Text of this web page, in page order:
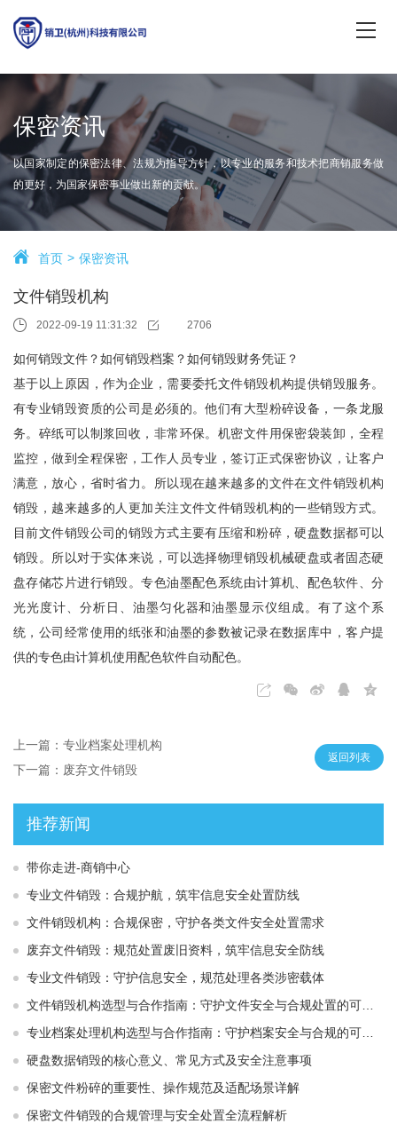
保密资讯
以国家制定的保密法律、法规为指导方针，以专业的服务和技术把商销服务做
的更好，为国家保密事业做出新的贡献。
首页 保密资讯
文件销毁机构
2022-09-19 11:31:32 2706
如何销毁文件？如何销毁档案？如何销毁财务凭证？
基于以上原因，作为企业，需要委托文件销毁机构提供销毁服务。
有专业销毁资质的公司是必须的。他们有大型粉碎设备，一条龙服
务。碎纸可以制浆回收，非常环保。机密文件用保密袋装卸，全程
监控，做到全程保密，工作人员专业，签订正式保密协议，让客户
满意，放心，省时省力。所以现在越来越多的文件在文件销毁机构
销毁，越来越多的人更加关注文件文件销毁机构的一些销毁方式。
目前文件销毁公司的销毁方式主要有压缩和粉碎，硬盘数据都可以
销毁。所以对于实体来说，可以选择物理销毁机械硬盘或者固态硬
盘存储芯片进行销毁。专色油墨配色系统由计算机、配色软件、分
光光度计、分析日、油墨匀化器和油墨显示仪组成。有了这个系
统，公司经常使用的纸张和油墨的参数被记录在数据库中，客户提
供的专色由计算机使用配色软件自动配色。
上一篇：专业档案处理机构
下一篇：废弃文件销毁
返回列表
推荐新闻
带你走进-商销中心
专业文件销毁：合规护航，筑牢信息安全处置防线
文件销毁机构：合规保密，守护各类文件安全处置需求
废弃文件销毁：规范处置废旧资料，筑牢信息安全防线
专业文件销毁：守护信息安全，规范处理各类涉密载体
文件销毁机构选型与合作指南：守护文件安全与合规处置的可靠选择
专业档案处理机构选型与合作指南：守护档案安全与合规的可靠伙伴
硬盘数据销毁的核心意义、常见方式及安全注意事项
保密文件粉碎的重要性、操作规范及适配场景详解
保密文件销毁的合规管理与安全处置全流程解析